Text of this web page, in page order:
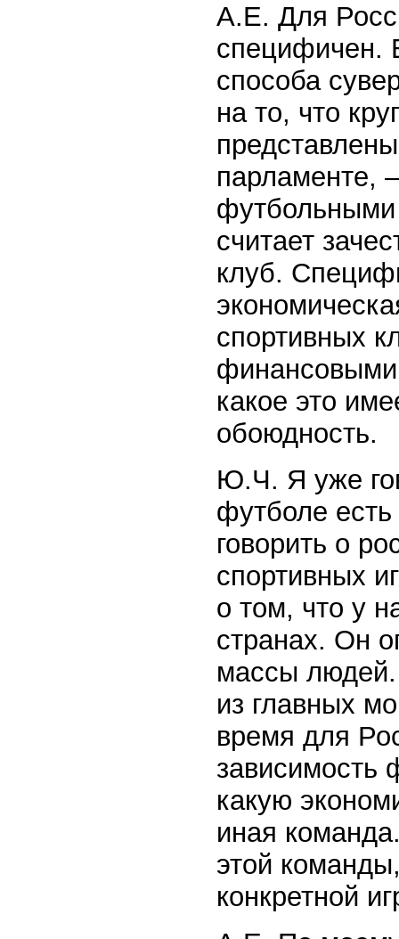
А.Е. Для
специфичен.
способа
на то, что
парламенте,
считает
клуб.
спортивных
финансовыми
какое это
обоюдность.
Ю.Ч. Я уже
футболе
говорить о
спортивных
о том, что у
странах. Он
массы
из главных
время для
зависимость
какую
иная
этой
конкретной